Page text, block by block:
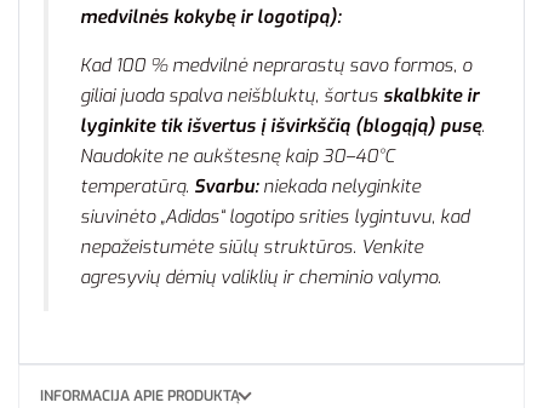
medvilnės kokybę ir logotipą):
Kad 100 % medvilnė neprarastų savo formos, o
giliai juoda spalva neišbluktų, šortus skalbkite ir
lyginkite tik išvertus į išvirkščią (blogąją) pusę.
Naudokite ne aukštesnę kaip 30–40°C
temperatūrą. Svarbu:niekada nelyginkite
siuvinėto „Adidas“ logotipo srities lygintuvu, kad
nepažeistumėte siūlų struktūros. Venkite
agresyvių dėmių valiklių ir cheminio valymo.
INFORMACIJA APIE PRODUKTĄ